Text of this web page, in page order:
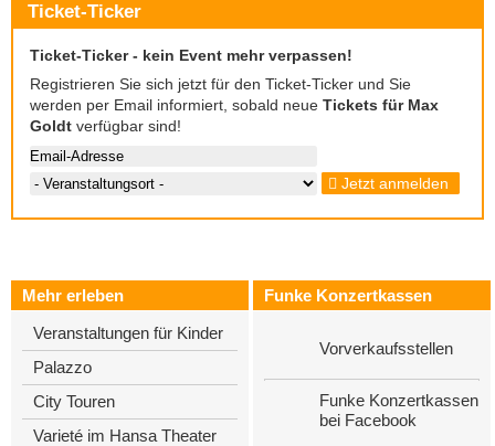
Ticket-Ticker
Ticket-Ticker - kein Event mehr verpassen!
Registrieren Sie sich jetzt für den Ticket-Ticker und Sie
werden per Email informiert, sobald neue Tickets für Max
Goldt verfügbar sind!
Jetzt anmelden
Mehr erleben
Veranstaltungen für Kinder
Palazzo
City Touren
Varieté im Hansa Theater
Funke Konzertkassen
Vorverkaufsstellen
Funke Konzertkassen
bei Facebook